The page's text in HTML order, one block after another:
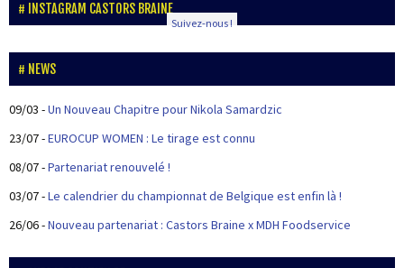
INSTAGRAM CASTORS BRAINE
Suivez-nous !
NEWS
09/03 -Un Nouveau Chapitre pour Nikola Samardzic
23/07-EUROCUP WOMEN : Le tirage est connu
08/07-Partenariat renouvelé !
03/07-Le calendrier du championnat de Belgique est enfin là !
26/06-Nouveau partenariat : Castors Braine x MDH Foodservice